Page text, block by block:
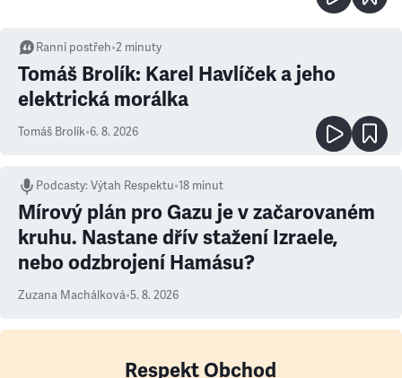
Ranní postřeh•2 minuty
Tomáš Brolík: Karel Havlíček a jeho
elektrická morálka
Tomáš Brolík•6. 8. 2026
Podcasty:Výtah Respektu•18 minut
Mírový plán pro Gazu je v začarovaném
kruhu. Nastane dřív stažení Izraele,
nebo odzbrojení Hamásu?
Zuzana Machálková•5. 8. 2026
Respekt Obchod